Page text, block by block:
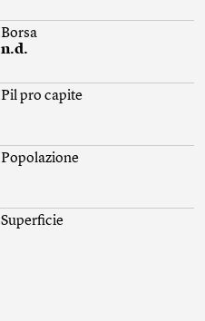
Borsa
n.d.
Pil pro capite
Popolazione
Superficie